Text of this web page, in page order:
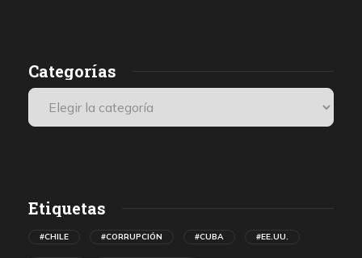
Categorías
Etiquetas
#CHILE #CORRUPCIÓN #CUBA #EE.UU.